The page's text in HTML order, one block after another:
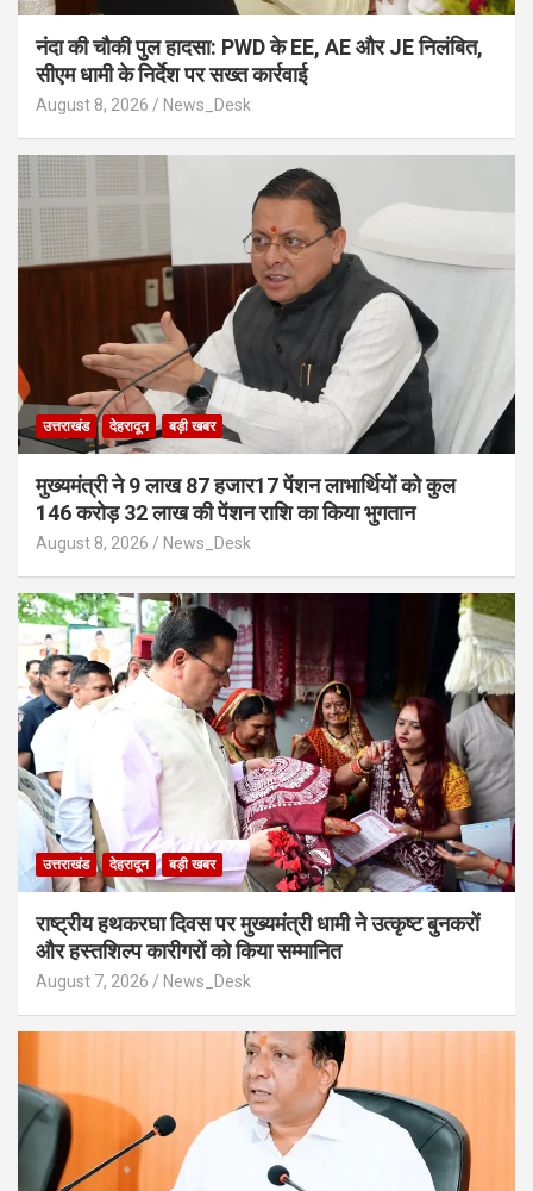
नंदा की चौकी पुल हादसा: PWD के EE, AE और JE निलंबित,
सीएम धामी के निर्देश पर सख्त कार्रवाई
August 8, 2026 News_Desk
उत्तराखंड देहरादून बड़ी खबर
मुख्यमंत्री ने 9 लाख 87 हजार17 पेंशन लाभार्थियों को कुल
146 करोड़ 32 लाख की पेंशन राशि का किया भुगतान
August 8, 2026 News_Desk
उत्तराखंड देहरादून बड़ी खबर
राष्ट्रीय हथकरघा दिवस पर मुख्यमंत्री धामी ने उत्कृष्ट बुनकरों
और हस्तशिल्प कारीगरों को किया सम्मानित
August 7, 2026 News_Desk